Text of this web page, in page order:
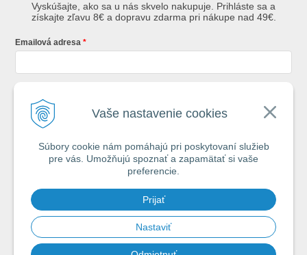
Vaše nastavenie cookies
Súbory cookie nám pomáhajú pri poskytovaní služieb
pre vás. Umožňujú spoznať a zapamätať si vaše
preferencie.
Prijať
Nastaviť
Vyskúšajte, ako sa u nás skvelo nakupuje. Prihláste sa a
získajte zľavu 8€ a dopravu zdarma pri nákupe nad 49€.
Emailová adresa
Registráciou súhlasíte sovšeobecnými obchodnými podmienkami AZ
s.r.o.
Spamovať vás nebudeme. Max. 2x týždenne vám pošleme e-mail s tipmi
na úspech pri vode.